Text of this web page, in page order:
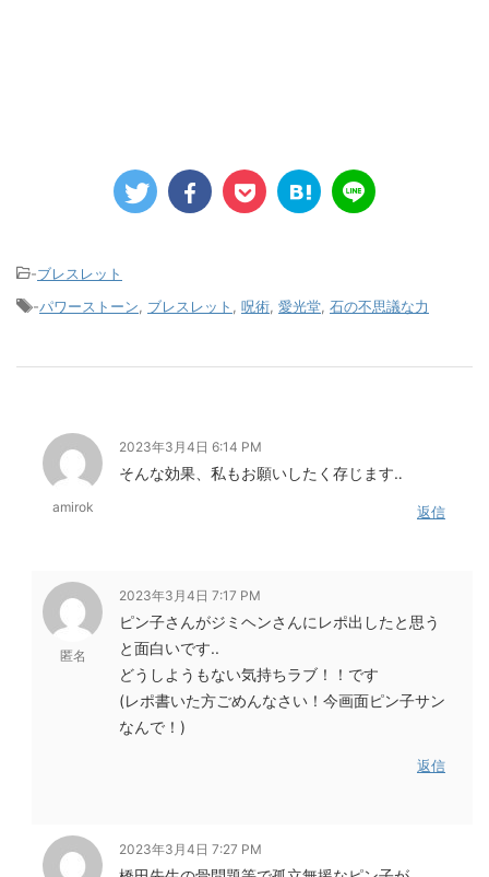
-ブレスレット
-パワーストーン ブレスレット 呪術 愛光堂 石の不思議な力
amirok
2023年3月4日 6:14 PM
そんな効果、私もお願いしたく存じます‥
返信
匿名
2023年3月4日 7:17 PM
ピン子さんがジミヘンさんにレポ出したと思う
と面白いです..
どうしようもない気持ちラブ！！です
(レポ書いた方ごめんなさい！今画面ピン子サン
なんで！)
返信
2023年3月4日 7:27 PM